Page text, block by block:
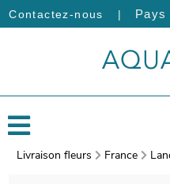
Contactez-nous | Pays
Livraison fleurs France